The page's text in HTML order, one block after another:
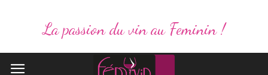
La passion du vin au Feminin !